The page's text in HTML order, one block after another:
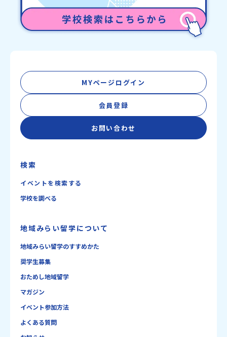
MYページログイン
会員登録
お問い合わせ
検索
イベントを検索する
学校を調べる
地域みらい留学について
地域みらい留学のすすめかた
奨学生募集
おためし地域留学
マガジン
イベント参加方法
よくある質問